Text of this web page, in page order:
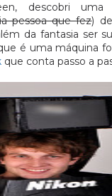
descobri
pessoa que fez)
da fantasia ser
é uma máquina
que conta passo a